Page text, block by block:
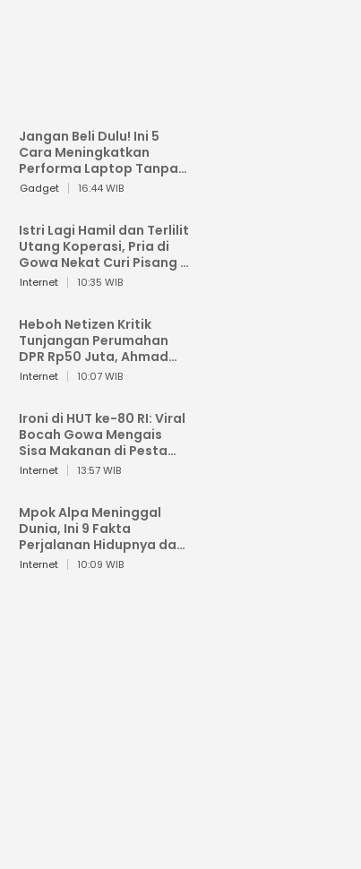
Jangan Beli Dulu! Ini 5
Cara Meningkatkan
Performa Laptop Tanpa
Harus Beli Baru
Gadget 16:44 WIB
Istri Lagi Hamil dan Terlilit
Utang Koperasi, Pria di
Gowa Nekat Curi Pisang 4
Tandan Milik Tetangga,
Internet 10:35 WIB
Heboh Netizen Kritik
Tunjangan Perumahan
DPR Rp50 Juta, Ahmad
Sahroni: Enggak Senang
Internet 10:07 WIB
Ironi di HUT ke-80 RI: Viral
Bocah Gowa Mengais
Sisa Makanan di Pesta
Kemerdekaan
Internet 13:57 WIB
Mpok Alpa Meninggal
Dunia, Ini 9 Fakta
Perjalanan Hidupnya dari
Viral hingga Puncak
Internet 10:09 WIB